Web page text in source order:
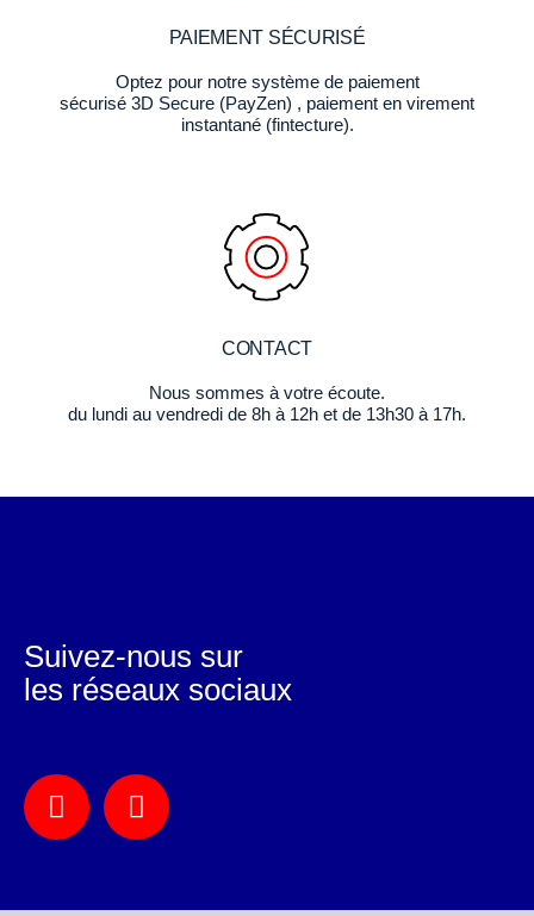
PAIEMENT SÉCURISÉ
Optez pour notre système de paiement
sécurisé 3D Secure (PayZen) , paiement en virement
instantané (fintecture).
CONTACT
Nous sommes à votre écoute.
du lundi au vendredi de 8h à 12h et de 13h30 à 17h.
Suivez-nous sur
les réseaux sociaux